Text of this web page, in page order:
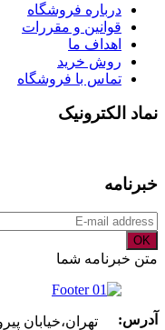
درباره فروشگاه
قوانین و مقررات
اهداف ما
روش خرید
تماس با فروشگاه
نماد الکترونیک
خبرنامه
OK
متن خبرنامه شما
آدرس:
تهران،خیابان